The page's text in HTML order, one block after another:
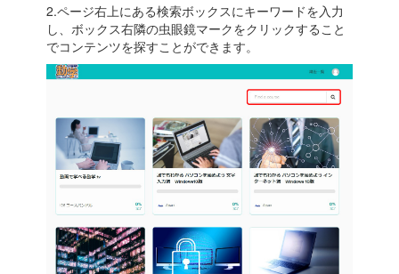
2.ページ右上にある検索ボックスにキーワードを入力
し、ボックス右隣の虫眼鏡マークをクリックすること
でコンテンツを探すことができます。